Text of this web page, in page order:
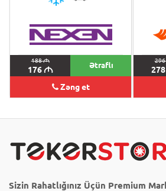
188M
176M Ətraflı
Zəng et
296
278
Sizin Rahatlığınız Üçün Premium